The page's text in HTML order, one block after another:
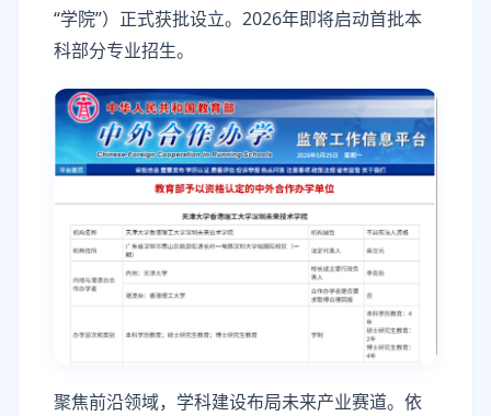
“学院”）正式获批设立。2026年即将启动首批本
科部分专业招生。
聚焦前沿领域，学科建设布局未来产业赛道。依